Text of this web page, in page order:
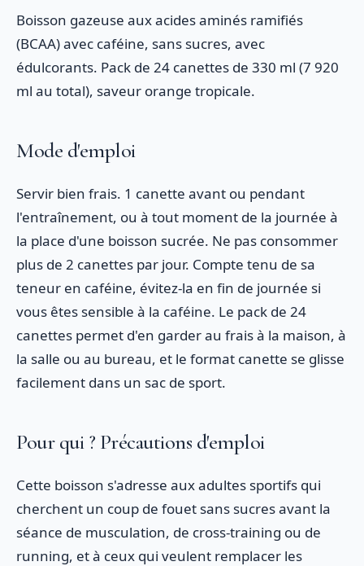
Boisson gazeuse aux acides aminés ramifiés
(BCAA) avec caféine, sans sucres, avec
édulcorants. Pack de 24 canettes de 330 ml (7 920
ml au total), saveur orange tropicale.
Mode d'emploi
Servir bien frais. 1 canette avant ou pendant
l'entraînement, ou à tout moment de la journée à
la place d'une boisson sucrée. Ne pas consommer
plus de 2 canettes par jour. Compte tenu de sa
teneur en caféine, évitez-la en fin de journée si
vous êtes sensible à la caféine. Le pack de 24
canettes permet d'en garder au frais à la maison, à
la salle ou au bureau, et le format canette se glisse
facilement dans un sac de sport.
Pour qui ? Précautions d'emploi
Cette boisson s'adresse aux adultes sportifs qui
cherchent un coup de fouet sans sucres avant la
séance de musculation, de cross-training ou de
running, et à ceux qui veulent remplacer les